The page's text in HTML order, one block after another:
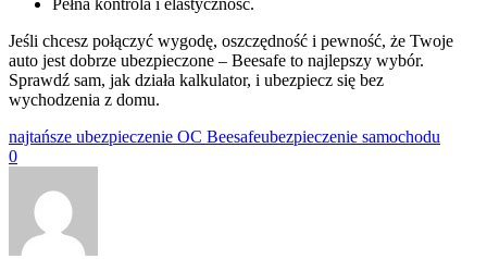
Pełna kontrola i elastyczność.
Jeśli chcesz połączyć wygodę, oszczędność i pewność, że Twoje
auto jest dobrze ubezpieczone – Beesafe to najlepszy wybór.
Sprawdź sam, jak działa kalkulator, i ubezpiecz się bez
wychodzenia z domu.
najtańsze ubezpieczenie OC Beesafeubezpieczenie samochodu
0